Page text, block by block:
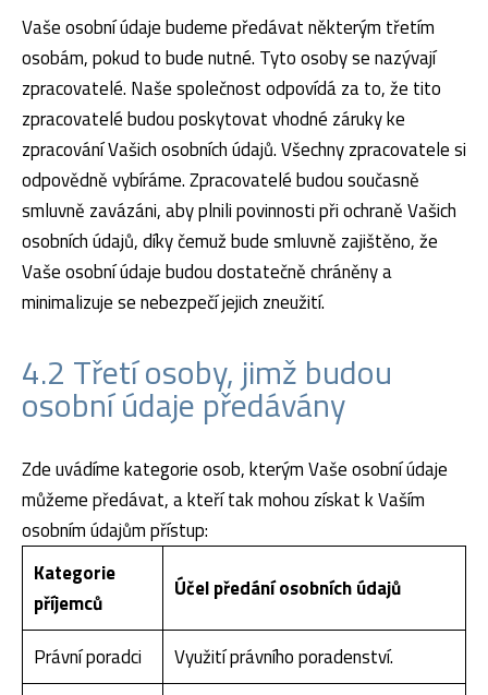
Vaše osobní údaje budeme předávat některým třetím
osobám, pokud to bude nutné. Tyto osoby se nazývají
zpracovatelé. Naše společnost odpovídá za to, že tito
zpracovatelé budou poskytovat vhodné záruky ke
zpracování Vašich osobních údajů. Všechny zpracovatele si
odpovědně vybíráme. Zpracovatelé budou současně
smluvně zavázáni, aby plnili povinnosti při ochraně Vašich
osobních údajů, díky čemuž bude smluvně zajištěno, že
Vaše osobní údaje budou dostatečně chráněny a
minimalizuje se nebezpečí jejich zneužití.
4.2 Třetí osoby, jimž budou
osobní údaje předávány
Zde uvádíme kategorie osob, kterým Vaše osobní údaje
můžeme předávat, a kteří tak mohou získat k Vaším
osobním údajům přístup:
Kategorie
příjemců
Účel předání osobních údajů
Právní poradci
Využití právního poradenství.